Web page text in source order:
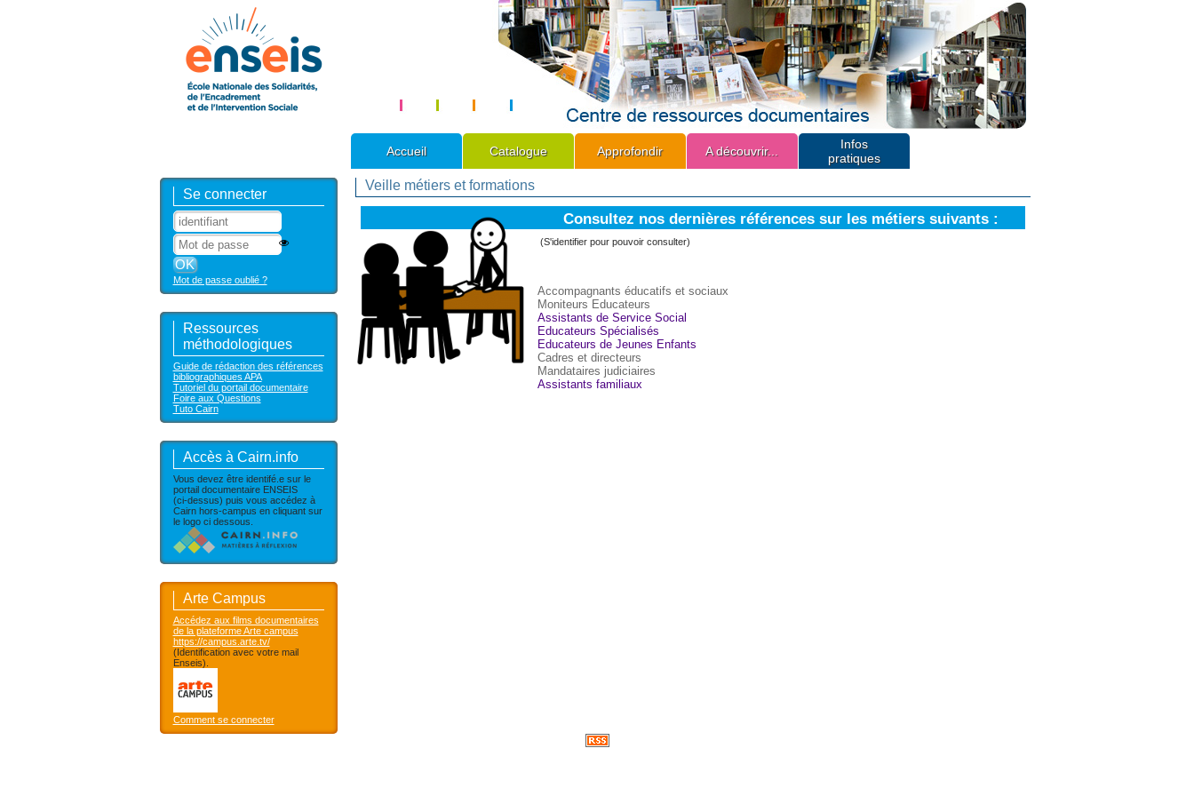
Accueil Catalogue Approfondir A découvrir...
Infos
pratiques
Se connecter
Mot de passe oublié ?
Ressources
méthodologiques
Guide de rédaction des références
bibliographiques APA
Tutoriel du portail documentaire
Foire aux Questions
Tuto Cairn
Accès à Cairn.info
Vous devez être identifé.e sur le
portail documentaire ENSEIS
(ci-dessus) puis vous accédez à
Cairn hors-campus en cliquant sur
le logo ci dessous.
Arte Campus
Accédez aux films documentaires
de la plateforme Arte campus
https://campus.arte.tv/
(Identification avec votre mail
Enseis).
Comment se connecter
Veille métiers et formations
Consultez nos dernières références sur les métiers suivants :
(S'identifier pour pouvoir consulter)
Accompagnants éducatifs et sociaux
Moniteurs Educateurs
Assistants de Service Social
Educateurs Spécialisés
Educateurs de Jeunes Enfants
Cadres et directeurs
Mandataires judiciaires
Assistants familiaux